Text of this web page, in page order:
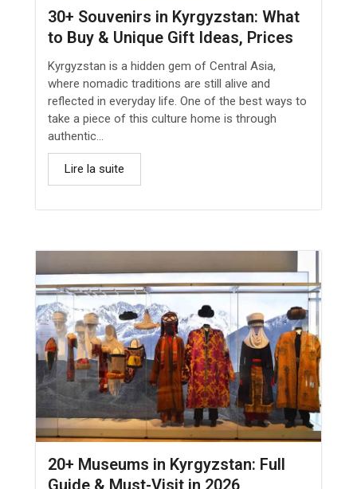
30+ Souvenirs in Kyrgyzstan: What
to Buy & Unique Gift Ideas, Prices
Kyrgyzstan is a hidden gem of Central Asia,
where nomadic traditions are still alive and
reflected in everyday life. One of the best ways to
take a piece of this culture home is through
authentic...
Lire la suite
20+ Museums in Kyrgyzstan: Full
Guide & Must-Visit in 2026